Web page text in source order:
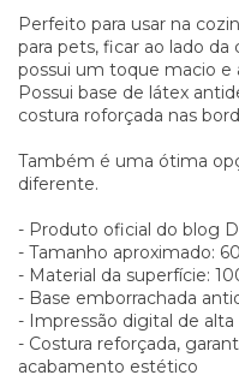
Perfeito para usar na
para pets, ficar ao lado
possui um toque macio e
Possui base de látex
costura roforçada nas
Também é uma ótima
diferente.
- Produto oficial do blog
- Tamanho aproximado:
- Material da superfície:
- Base emborrachada
- Impressão digital de
- Costura reforçada,
acabamento estético